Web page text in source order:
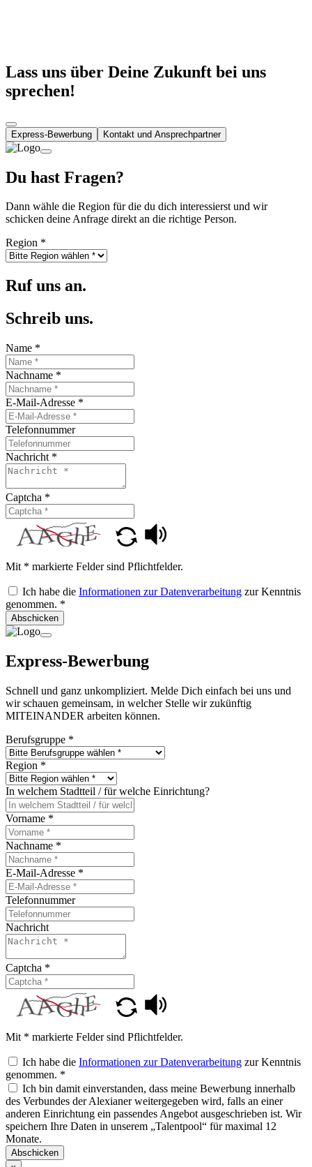
Lass uns über Deine Zukunft bei uns
sprechen!
Express-Bewerbung Kontakt und Ansprechpartner
Du hast Fragen?
Dann wähle die Region für die du dich interessierst und wir
schicken deine Anfrage direkt an die richtige Person.
Region *
Ruf uns an.
Schreib uns.
Name *
Nachname *
E-Mail-Adresse *
Telefonnummer
Nachricht *
Captcha *
Mit * markierte Felder sind Pflichtfelder.
Ich habe die Informationen zur Datenverarbeitung zur Kenntnis
genommen. *
Abschicken
Express-Bewerbung
Schnell und ganz unkompliziert. Melde Dich einfach bei uns und
wir schauen gemeinsam, in welcher Stelle wir zukünftig
MITEINANDER arbeiten können.
Berufsgruppe *
Region *
In welchem Stadtteil / für welche Einrichtung?
Vorname *
Nachname *
E-Mail-Adresse *
Telefonnummer
Nachricht
Captcha *
Mit * markierte Felder sind Pflichtfelder.
Ich habe die Informationen zur Datenverarbeitung zur Kenntnis
genommen. *
Ich bin damit einverstanden, dass meine Bewerbung innerhalb
des Verbundes der Alexianer weitergegeben wird, falls an einer
anderen Einrichtung ein passendes Angebot ausgeschrieben ist. Wir
speichern Ihre Daten in unserem „Talentpool“ für maximal 12
Monate.
Abschicken